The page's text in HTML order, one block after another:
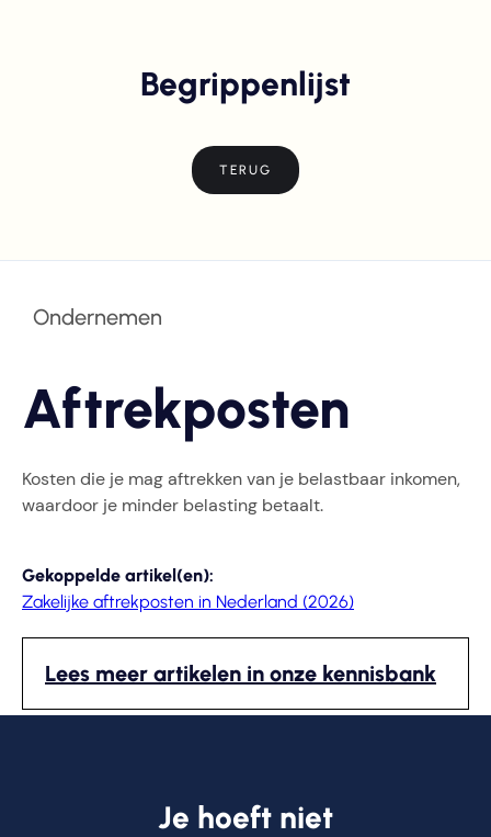
Begrippenlijst
TERUG
Ondernemen
Aftrekposten
Kosten die je mag aftrekken van je belastbaar inkomen,
waardoor je minder belasting betaalt.
Gekoppelde artikel(en):
Zakelijke aftrekposten in Nederland (2026)
Lees meer artikelen in onze kennisbank
Je hoeft niet